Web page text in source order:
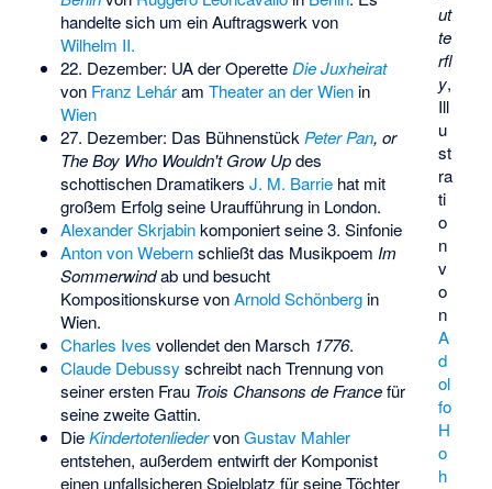
ut
te
rfl
y,
Ill
u
st
ra
ti
o
n
v
o
n
A
d
ol
fo
H
o
h
handelte sich um ein Auftragswerk von
Wilhelm II.
22. Dezember: UA der OperetteDie Juxheirat
von Franz Leháram Theater an der Wienin
Wien
27. Dezember: Das BühnenstückPeter Pan, or
The Boy Who Wouldn't Grow Updes
schottischen Dramatikers J. M. Barriehat mit
großem Erfolg seine Uraufführung in London.
Alexander Skrjabinkomponiert seine 3. Sinfonie
Anton von Webernschließt das Musikpoem Im
Sommerwindab und besucht
Kompositionskurse vonArnold Schönbergin
Wien.
Charles Ives vollendet den Marsch 1776.
Claude Debussy schreibt nach Trennung von
seiner ersten Frau Trois Chansons de Francefür
seine zweite Gattin.
DieKindertotenliedervonGustav Mahler
entstehen, außerdem entwirft der Komponist
einen unfallsicheren Spielplatz für seine Töchter